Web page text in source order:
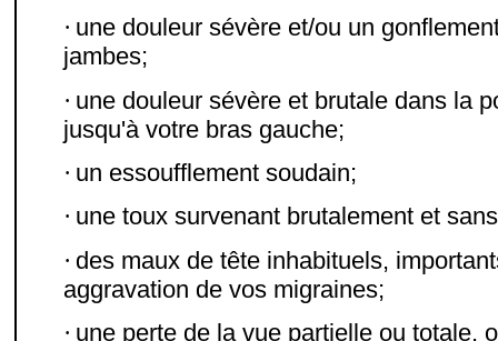
· une douleur sévère et/ou un
jambes;
· une douleur sévère et brutale dans la
jusqu'à votre bras gauche;
· un essoufflement soudain;
· une toux survenant brutalement et
· des maux de tête inhabituels,
aggravation de vos migraines;
· une perte de la vue partielle ou totale,